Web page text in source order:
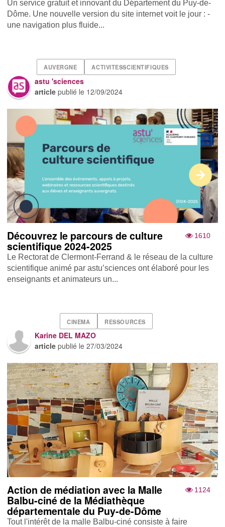
Un service gratuit et innovant du Département du Puy-de-
Dôme . Une nouvelle version du site internet voit le jour : -
une navigation plus fluide...
AUVERGNE ACTIVITESSCIENTIFIQUES
astu 'sciences
article publié le 12/09/2024
1610
Découvrez le parcours de culture
scientifique 2024-2025
Le Rectorat de Clermont-Ferrand & le réseau de la culture
scientifique animé par astu’sciences ont élaboré pour les
enseignants et animateurs un...
CINEMA RESSOURCES
Karine DEL MAZO
article publié le27/03/2024
1124
Action de médiation avec la Malle
Balbu-ciné de la Médiathèque
départementale du Puy-de-Dôme
Tout l'intérêt de la malle Balbu-ciné consiste à faire